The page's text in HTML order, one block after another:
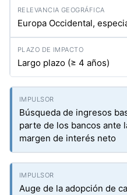
Europa Occidental,
Largo plazo (≥ 4 años)
Búsqueda de ingresos
parte de los bancos ante
margen de interés neto
Auge de la adopción de